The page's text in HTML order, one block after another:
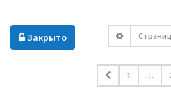
Закрыто
1 …